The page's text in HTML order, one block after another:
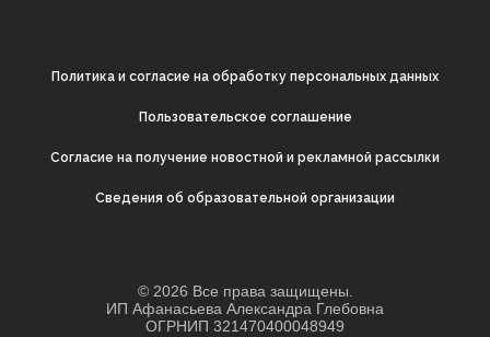
Политика и согласие на обработку персональных данных
Пользовательское соглашение
Согласие на получение новостной и рекламной рассылки
Cведения об образовательной организации
© 2026 Все права защищены.
ИП Афанасьева Александра Глебовна
ОГРНИП 321470400048949